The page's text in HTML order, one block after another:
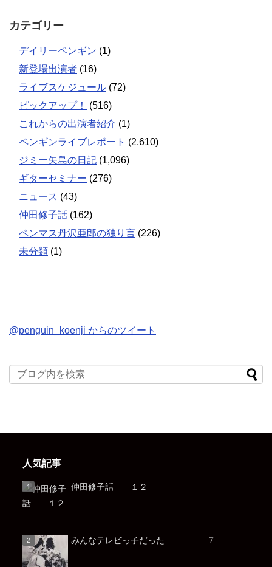
カテゴリー
デイリーペンギン (1)
新登場出演者 (16)
ライブスケジュール (72)
ピックアップ！
(516)
これからの出演者紹介 (1)
ペンギンライブレポート (2,610)
ジミー矢島の日記 (1,096)
ギターセミナー (276)
ニュース (43)
仲田修子話 (162)
ペンマス丹沢亜郎の独り言 (226)
未分類 (1)
@penguin_koenji からのツイート
人気記事
仲田修子話 １２
みんなテレビっ子だった ７